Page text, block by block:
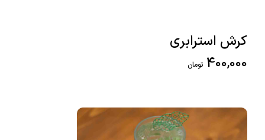
کرش استرابری
400,000 تومان